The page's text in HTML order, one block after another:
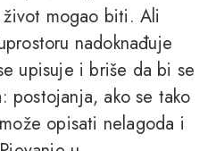
mogao biti. Ali
nadoknađuje
upisuje i briše da bi se
postojanja, ako se tako
opisati nelagoda i